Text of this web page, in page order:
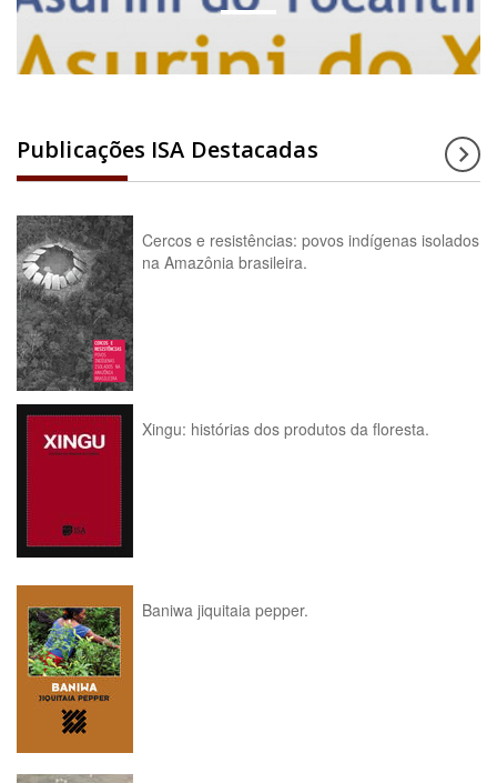
Publicações ISA Destacadas
Cercos e resistências: povos indígenas isolados
na Amazônia brasileira.
Xingu: histórias dos produtos da floresta.
Baniwa jiquitaia pepper.